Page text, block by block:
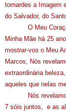
tornardes a Imagem
do Salvador, do
O Meu
Minha Mãe há 25
mostrar-vos o Meu
Marcos, Nós
extraordinária
aqueles que nelas
Nós
7 sóis juntos, e as